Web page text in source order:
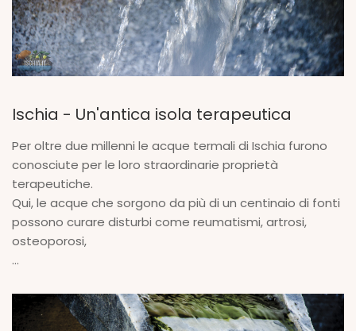
Ischia - Un'antica isola terapeutica
Per oltre due millenni le acque termali di Ischia furono
conosciute per le loro straordinarie proprietà
terapeutiche.
Qui, le acque che sorgono da più di un centinaio di fonti
possono curare disturbi come reumatismi, artrosi,
osteoporosi,
...